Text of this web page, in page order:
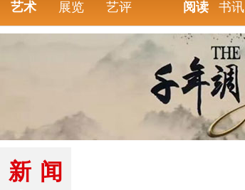
艺术 展览 艺评 阅读 书讯
新闻